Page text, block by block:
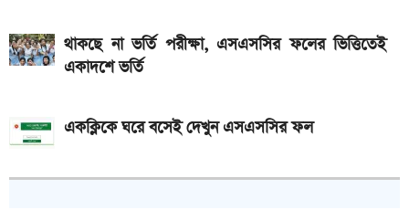
থাকছে না ভর্তি পরীক্ষা, এসএসসির ফলের ভিত্তিতেই
একাদশে ভর্তি
একক্লিকে ঘরে বসেই দেখুন এসএসসির ফল